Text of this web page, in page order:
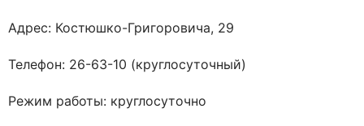
Адрес: Костюшко-Григоровича, 29
Телефон: 26-63-10 (круглосуточный)
Режим работы: круглосуточно